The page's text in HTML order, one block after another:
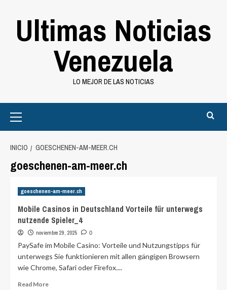
Ultimas Noticias
Venezuela
LO MEJOR DE LAS NOTICIAS
Menu
INICIO GOESCHENEN-AM-MEER.CH
goeschenen-am-meer.ch
goeschenen-am-meer.ch
Mobile Casinos in Deutschland Vorteile für unterwegs
nutzende Spieler_4
noviembre 29, 2025 0
PaySafe im Mobile Casino: Vorteile und Nutzungstipps für
unterwegs Sie funktionieren mit allen gängigen Browsern
wie Chrome, Safari oder Firefox....
Read MoreRead